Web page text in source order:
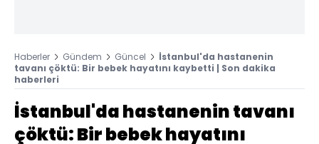
Haberler Gündem Güncel
İstanbul'da hastanenin
tavanı çöktü: Bir bebek hayatını kaybetti | Son dakika
haberleri
İstanbul'da hastanenin tavanı
çöktü: Bir bebek hayatını